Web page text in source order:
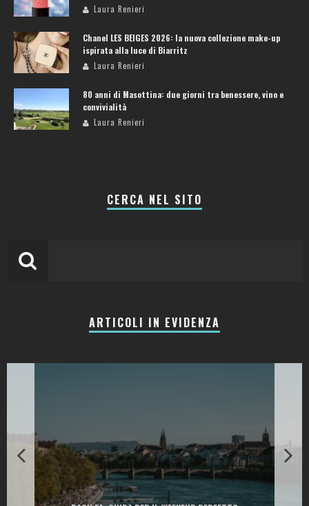
Laura Renieri
Chanel LES BEIGES 2026: la nuova collezione make-up
ispirata alla luce di Biarritz
Laura Renieri
80 anni di Masottina: due giorni tra benessere, vino e
convivialità
Laura Renieri
CERCA NEL SITO
ARTICOLI IN EVIDENZA